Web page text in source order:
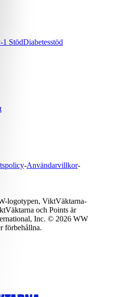
1 StödDiabetesstöd
-Användarvillkor-
logotypen, ViktVäktarna-
och Points är
Inc. © 2026 WW
förbehållna.